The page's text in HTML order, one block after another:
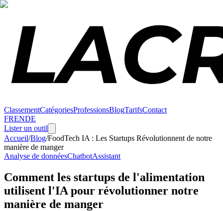
ClassementCatégoriesProfessionsBlogTarifsContact
FRENDE
Lister un outil
Accueil/Blog/FoodTech IA : Les Startups Révolutionnent de notre
manière de manger
Analyse de donnéesChatbotAssistant
Comment les startups de l'alimentation
utilisent l'IA pour révolutionner notre
manière de manger